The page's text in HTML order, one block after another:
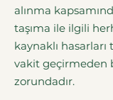
alınma
taşıma ile ilgili
kaynaklı
vakit geçirmeden
zorundadır.